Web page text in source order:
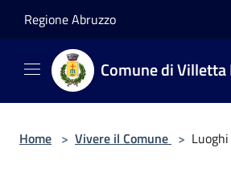
Regione Abruzzo
Comune di Villetta
Home > Vivere il Comune > Luoghi